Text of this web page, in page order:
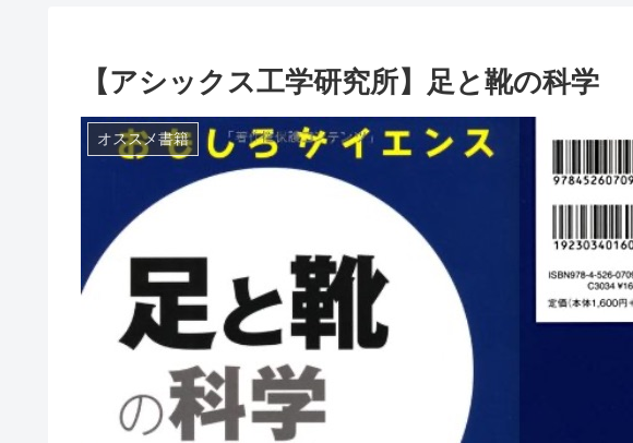
【アシックス工学研究所】足と靴の科学
オススメ書籍